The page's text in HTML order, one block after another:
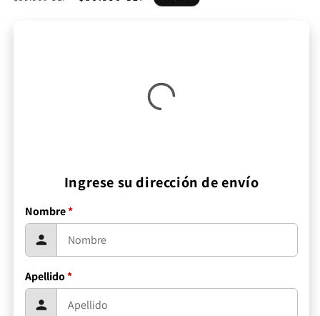
Ingrese su dirección de envío
Nombre*
Apellido*